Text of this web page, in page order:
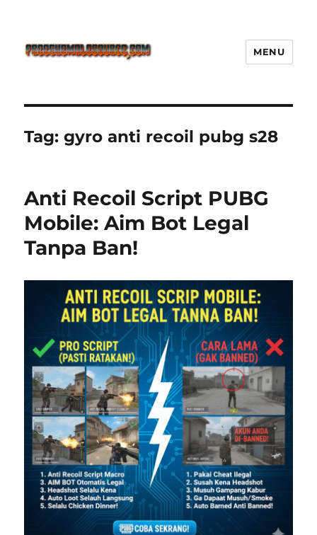
Defense Main Game Ini Pasti
Ketagihan!
MENU
Tag:gyro anti recoil pubg s28
Anti Recoil Script PUBG
Mobile: Aim Bot Legal
Tanpa Ban!